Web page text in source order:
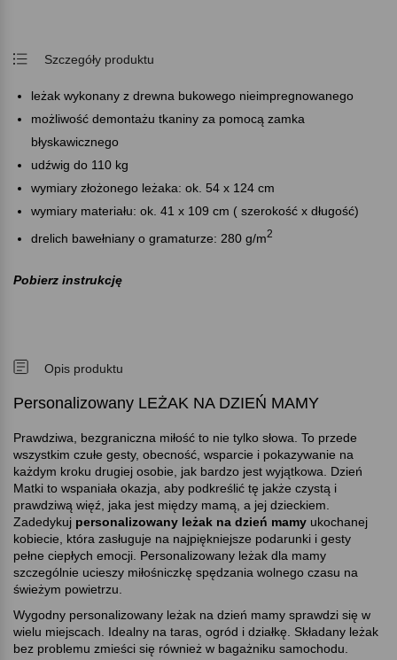
Szczegóły produktu
leżak wykonany z drewna bukowego nieimpregnowanego
możliwość demontażu tkaniny za pomocą zamka
błyskawicznego
udźwig do 110 kg
wymiary złożonego leżaka: ok. 54 x 124 cm
wymiary materiału: ok. 41 x 109 cm ( szerokość x długość)
drelich bawełniany o gramaturze: 280 g/m2
Pobierz instrukcję
Opis produktu
Personalizowany LEŻAK NA DZIEŃ MAMY
Prawdziwa, bezgraniczna miłość to nie tylko słowa. To przede
wszystkim czułe gesty, obecność, wsparcie i pokazywanie na
każdym kroku drugiej osobie, jak bardzo jest wyjątkowa. Dzień
Matki to wspaniała okazja, aby podkreślić tę jakże czystą i
prawdziwą więź, jaka jest między mamą, a jej dzieckiem.
Zadedykuj personalizowany leżak na dzień mamy ukochanej
kobiecie, która zasługuje na najpiękniejsze podarunki i gesty
pełne ciepłych emocji. Personalizowany leżak dla mamy
szczególnie ucieszy miłośniczkę spędzania wolnego czasu na
świeżym powietrzu.
Wygodny personalizowany leżak na dzień mamy sprawdzi się w
wielu miejscach. Idealny na taras, ogród i działkę. Składany leżak
bez problemu zmieści się również w bagażniku samochodu.